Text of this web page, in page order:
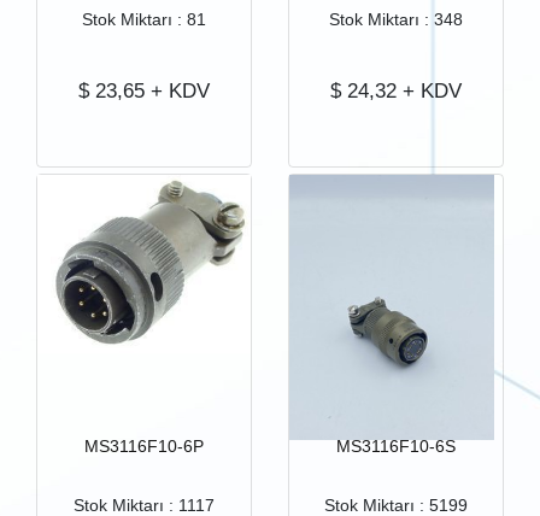
Stok Miktarı : 81
$ 23,65 + KDV
Stok Miktarı : 348
$ 24,32 + KDV
MS3116F10-6P
Stok Miktarı : 1117
MS3116F10-6S
Stok Miktarı : 5199